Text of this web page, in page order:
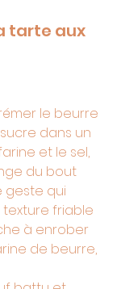
tarte aux
le beurre
dans un
et le sel,
du bout
geste qui
friable
à enrober
de beurre,